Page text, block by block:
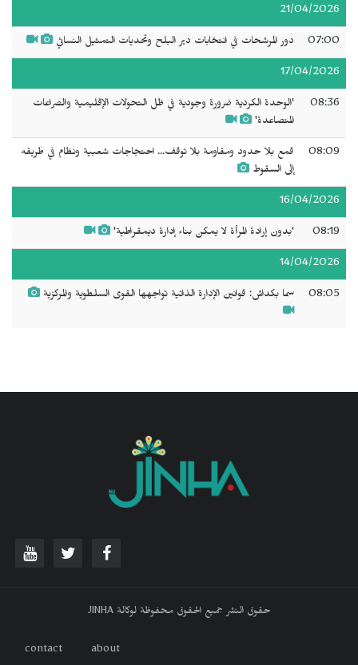
21/04/2026
07:00 دور المرشحات في انتخابات دير البلح وتحديات التمثيل النسائي
17/04/2026
08:36
'الوحدة الكردية ضرورة وجودية في ظل التحولات الإقليمية والصراعات
المتصاعدة'
08:09
قمع بلا حدود ومقاومة بلا توقف... احتجاجات شعبية ونظام في طريقه
إلى السقوط
16/04/2026
08:19 'بدون إرادة المرأة لا يمكن بناء إدارة ديمقراطية'
14/04/2026
08:05 سما بكداش: قوانين الإدارة الذاتية تواجهها القوى السلطوية والمركزية
حقوق النشر جميع الحقوق محفوظة لوكالة JINHA
about
contact